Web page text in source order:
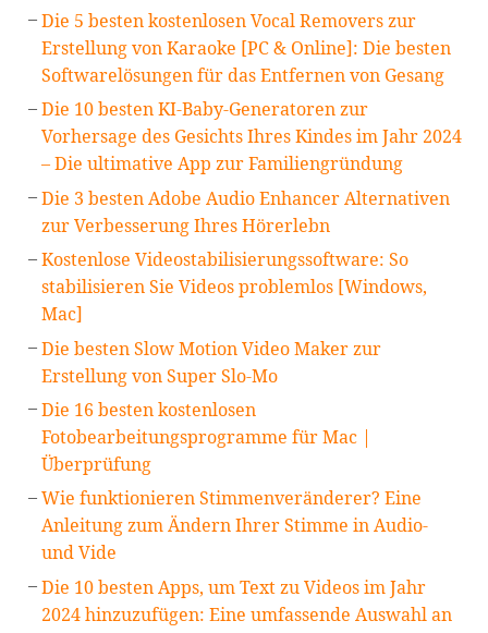
Die 5 besten kostenlosen Vocal Removers zur
Erstellung von Karaoke [PC & Online]: Die besten
Softwarelösungen für das Entfernen von Gesang
Die 10 besten KI-Baby-Generatoren zur
Vorhersage des Gesichts Ihres Kindes im Jahr 2024
– Die ultimative App zur Familiengründung
Die 3 besten Adobe Audio Enhancer Alternativen
zur Verbesserung Ihres Hörerlebn
Kostenlose Videostabilisierungssoftware: So
stabilisieren Sie Videos problemlos [Windows,
Mac]
Die besten Slow Motion Video Maker zur
Erstellung von Super Slo-Mo
Die 16 besten kostenlosen
Fotobearbeitungsprogramme für Mac |
Überprüfung
Wie funktionieren Stimmenveränderer? Eine
Anleitung zum Ändern Ihrer Stimme in Audio-
und Vide
Die 10 besten Apps, um Text zu Videos im Jahr
2024 hinzuzufügen: Eine umfassende Auswahl an